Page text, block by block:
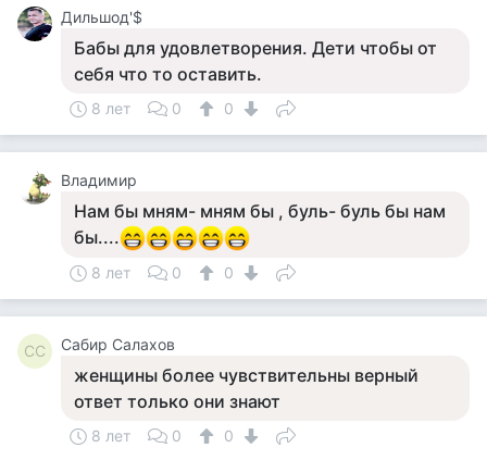
Дильшод'$
Бабы для удовлетворения. Дети чтобы от
себя что то оставить.
8 лет 0 0
Владимир
Нам бы мням- мням бы , буль- буль бы нам
бы....
8 лет 0 0
СС Сабир Салахов
женщины более чувствительны верный
ответ только они знают
8 лет 0 0